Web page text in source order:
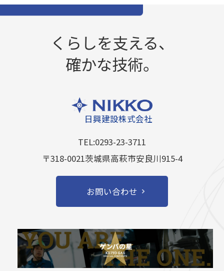
くらしを支える、
確かな技術。
日興建設株式会社
TEL:0293-23-3711
〒318-0021茨城県高萩市安良川915-4
お問い合わせ